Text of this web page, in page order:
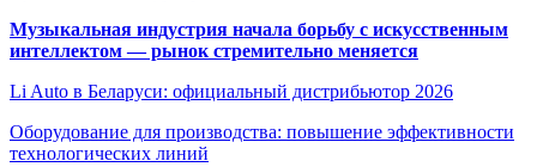
Музыкальная индустрия начала борьбу с искусственным
интеллектом — рынок стремительно меняется
Li Auto в Беларуси: официальный дистрибьютор 2026
Оборудование для производства: повышение эффективности
технологических линий